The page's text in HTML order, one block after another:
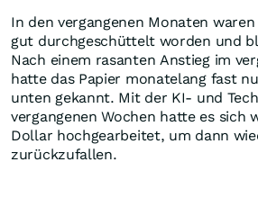
In den vergangenen Monaten
gut durchgeschüttelt worden und
Nach einem rasanten Anstieg im
hatte das Papier monatelang fast
unten gekannt. Mit der KI- und
vergangenen Wochen hatte es sich
Dollar hochgearbeitet, um dann
zurückzufallen.